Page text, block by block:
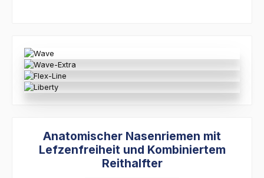
Anatomischer Nasenriemen mit
Lefzenfreiheit und Kombiniertem
Reithalfter